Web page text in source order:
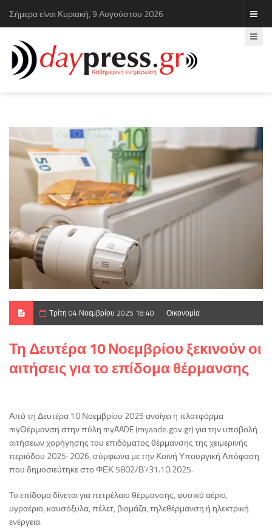
Σήμερα είναι Κυριακή, 9 Αυγούστου 2026
Τρίτη 04 Νοεμβρίου 2025 18:40 Οικονομία
Τη Δευτέρα 10 Νοεμβρίου ξεκινούν οι
αιτήσεις για το επίδομα θέρμανσης
Από τη Δευτέρα 10 Νοεμβρίου 2025 ανοίγει η πλατφόρμα
myΘέρμανση στην πύλη myAADE (myaade.gov.gr) για την υποβολή
αιτήσεων χορήγησης του επιδόματος θέρμανσης της χειμερινής
περιόδου 2025-2026, σύμφωνα με την Κοινή Υπουργική Απόφαση
που δημοσιεύτηκε στο ΦΕΚ 5802/Β’/31.10.2025.
Το επίδομα δίνεται για πετρέλαιο θέρμανσης, φυσικό αέριο,
υγραέριο, καυσόξυλα, πέλετ, βιομάζα, τηλεθέρμανση ή ηλεκτρική
ενέργεια.